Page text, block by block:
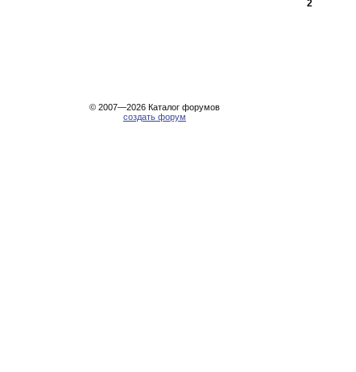
2
© 2007—2026 Каталог форумов
создать форум